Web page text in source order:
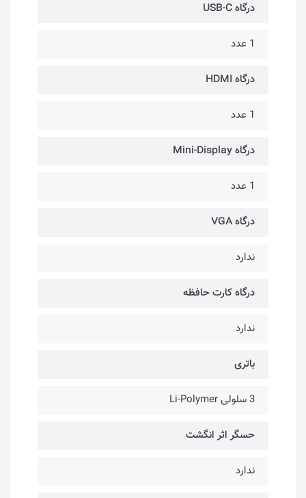
درگاه USB-C
1 عدد
درگاه HDMI
1 عدد
درگاه Mini-Display
1 عدد
درگاه VGA
ندارد
درگاه کارت حافظه
ندارد
باتری
3 سلولی Li-Polymer
حسگر اثر انگشت
ندارد